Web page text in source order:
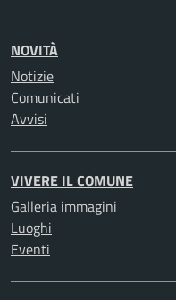
NOVITÀ
Notizie
Comunicati
Avvisi
VIVERE IL COMUNE
Galleria immagini
Luoghi
Eventi